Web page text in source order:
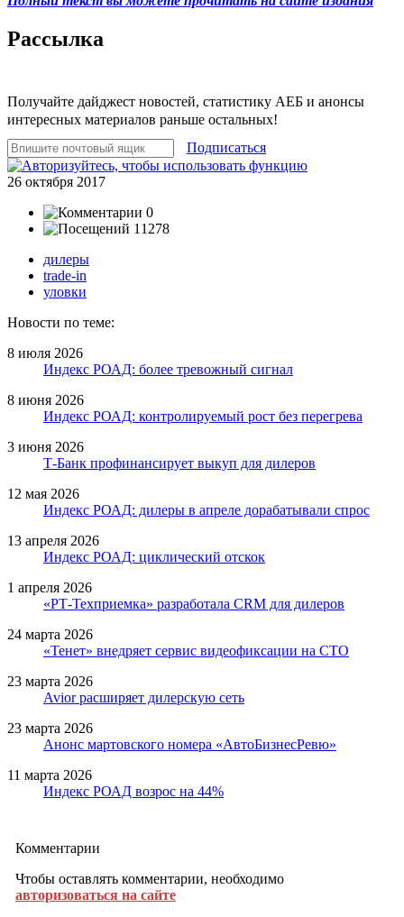
Рассылка
Получайте дайджест новостей, статистику АЕБ и анонсы
интересных материалов раньше остальных!
Подписаться
26 октября 2017
0
11278
дилеры
trade-in
уловки
Новости по теме:
8 июля 2026
Индекс РОАД: более тревожный сигнал
8 июня 2026
Индекс РОАД: контролируемый рост без перегрева
3 июня 2026
Т-Банк профинансирует выкуп для дилеров
12 мая 2026
Индекс РОАД: дилеры в апреле дорабатывали спрос
13 апреля 2026
Индекс РОАД: циклический отскок
1 апреля 2026
«РТ-Техприемка» разработала CRM для дилеров
24 марта 2026
«Тенет» внедряет сервис видеофиксации на СТО
23 марта 2026
Avior расширяет дилерскую сеть
23 марта 2026
Анонс мартовского номера «АвтоБизнесРевю»
11 марта 2026
Индекс РОАД возрос на 44%
Комментарии
Чтобы оставлять комментарии, необходимо
авторизоваться на сайте